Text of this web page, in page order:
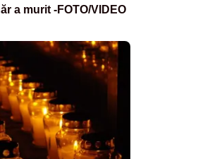
a murit -FOTO/VIDEO